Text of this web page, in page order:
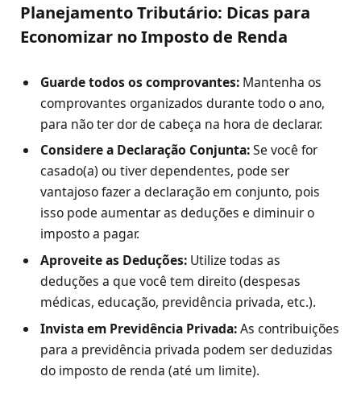
Planejamento Tributário: Dicas para
Economizar no Imposto de Renda
Guarde todos os comprovantes: Mantenha os
comprovantes organizados durante todo o ano,
para não ter dor de cabeça na hora de declarar.
Considere a Declaração Conjunta:Se você for
casado(a) ou tiver dependentes, pode ser
vantajoso fazer a declaração em conjunto, pois
isso pode aumentar as deduções e diminuir o
imposto a pagar.
Aproveite as Deduções: Utilize todas as
deduções a que você tem direito (despesas
médicas, educação, previdência privada, etc.).
Invista em Previdência Privada:As contribuições
para a previdência privada podem ser deduzidas
do imposto de renda (até um limite).